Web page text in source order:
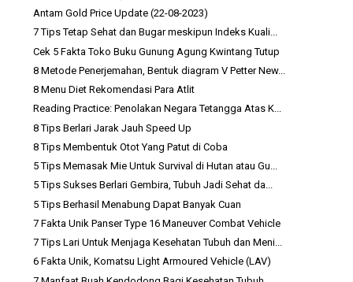
Antam Gold Price Update (22-08-2023)
7 Tips Tetap Sehat dan Bugar meskipun Indeks Kuali...
Cek 5 Fakta Toko Buku Gunung Agung Kwintang Tutup
8 Metode Penerjemahan, Bentuk diagram V Petter New...
8 Menu Diet Rekomendasi Para Atlit
Reading Practice: Penolakan Negara Tetangga Atas K...
8 Tips Berlari Jarak Jauh Speed Up
8 Tips Membentuk Otot Yang Patut di Coba
5 Tips Memasak Mie Untuk Survival di Hutan atau Gu...
5 Tips Sukses Berlari Gembira, Tubuh Jadi Sehat da...
5 Tips Berhasil Menabung Dapat Banyak Cuan
7 Fakta Unik Panser Type 16 Maneuver Combat Vehicle
7 Tips Lari Untuk Menjaga Kesehatan Tubuh dan Meni...
6 Fakta Unik, Komatsu Light Armoured Vehicle (LAV)